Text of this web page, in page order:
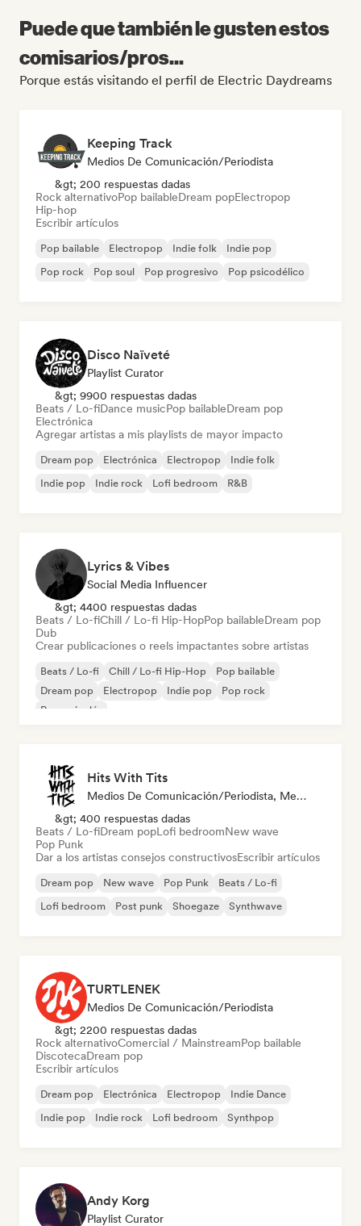
Puede que también le gusten estos
comisarios/pros...
Porque estás visitando el perfil de Electric Daydreams
Keeping Track
Medios De Comunicación/Periodista
&gt; 200 respuestas dadas
Rock alternativoPop bailableDream popElectropop
Hip-hop
Escribir artículos
Pop bailable Electropop Indie folk
Indie pop
Pop rock
Pop soul Pop progresivo Pop psicodélico
Disco Naïveté
Playlist Curator
&gt; 9900 respuestas dadas
Beats / Lo-fiDance musicPop bailableDream pop
Electrónica
Agregar artistas a mis playlists de mayor impacto
Dream pop Electrónica Electropop
Indie folk
Indie pop
Indie rock Lofi bedroom R&B
Lyrics & Vibes
Social Media Influencer
&gt; 4400 respuestas dadas
Beats / Lo-fiChill / Lo-fi Hip-HopPop bailableDream pop
Dub
Crear publicaciones o reels impactantes sobre artistas
Beats / Lo-fi Chill / Lo-fi Hip-Hop
Pop bailable
Dream pop
Electropop Indie pop
Pop rock
Rap en inglés
Hits With Tits
Medios De Comunicación/Periodista, Mentor
&gt; 400 respuestas dadas
Beats / Lo-fiDream popLofi bedroomNew wave
Pop Punk
Dar a los artistas consejos constructivosEscribir artículos
Dream pop New wave Pop Punk
Beats / Lo-fi
Lofi bedroom
Post punk Shoegaze Synthwave
TURTLENEK
Medios De Comunicación/Periodista
&gt; 2200 respuestas dadas
Rock alternativoComercial / MainstreamPop bailable
DiscotecaDream pop
Escribir artículos
Dream pop Electrónica Electropop
Indie Dance
Indie pop
Indie rock Lofi bedroom Synthpop
Andy Korg
Playlist Curator